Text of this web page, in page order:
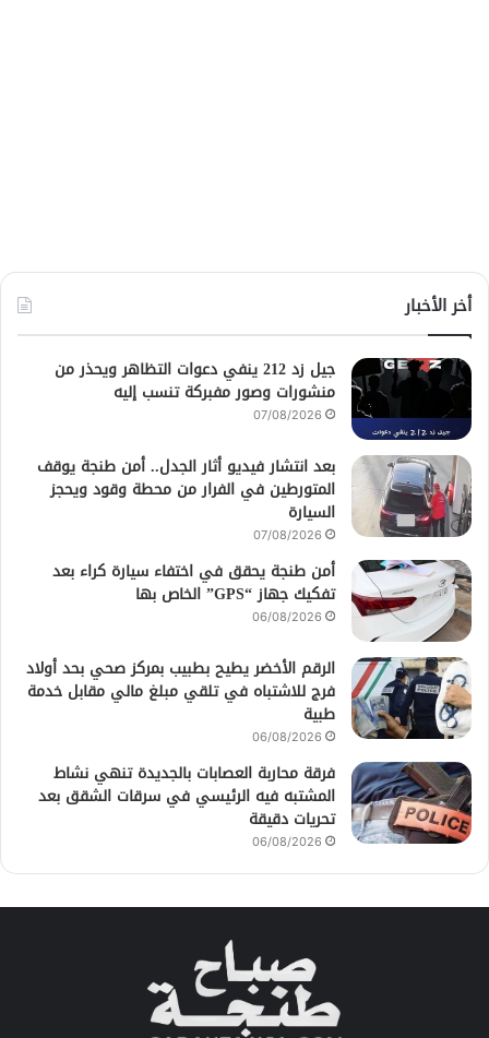
أخر الأخبار
جيل زد 212 ينفي دعوات التظاهر ويحذر من
منشورات وصور مفبركة تنسب إليه
07/08/2026
بعد انتشار فيديو أثار الجدل.. أمن طنجة يوقف
المتورطين في الفرار من محطة وقود ويحجز
السيارة
07/08/2026
أمن طنجة يحقق في اختفاء سيارة كراء بعد
تفكيك جهاز “GPS” الخاص بها
06/08/2026
الرقم الأخضر يطيح بطبيب بمركز صحي بحد أولاد
فرج للاشتباه في تلقي مبلغ مالي مقابل خدمة
طبية
06/08/2026
فرقة محاربة العصابات بالجديدة تنهي نشاط
المشتبه فيه الرئيسي في سرقات الشقق بعد
تحريات دقيقة
06/08/2026